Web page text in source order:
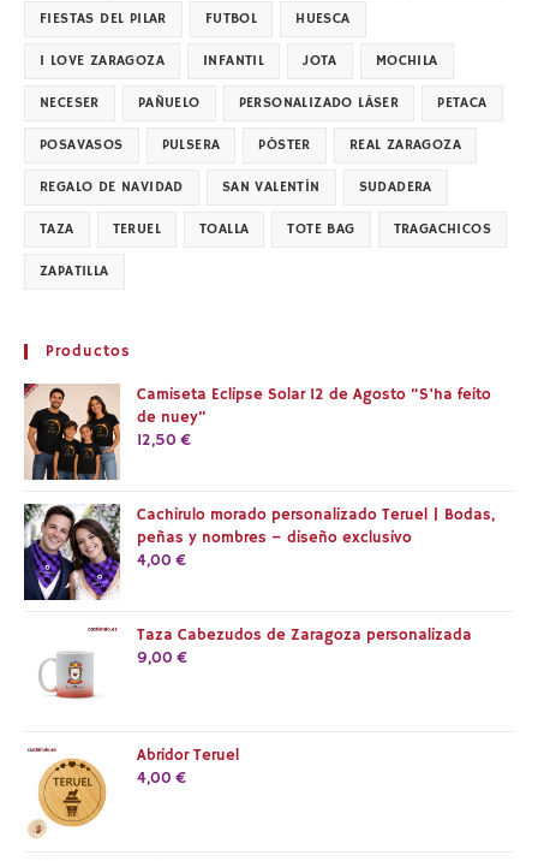
FIESTAS DEL PILAR FUTBOL HUESCA
I LOVE ZARAGOZA INFANTIL JOTA MOCHILA
NECESER PAÑUELO PERSONALIZADO LÁSER PETACA
POSAVASOS PULSERA PÓSTER REAL ZARAGOZA
REGALO DE NAVIDAD SAN VALENTÍN SUDADERA
TAZA TERUEL TOALLA TOTE BAG TRAGACHICOS
ZAPATILLA
Productos
Camiseta Eclipse Solar 12 de Agosto “S’ha feito
de nuey”
12,50 €
Cachirulo morado personalizado Teruel | Bodas,
peñas y nombres – diseño exclusivo
4,00 €
Taza Cabezudos de Zaragoza personalizada
9,00 €
Abridor Teruel
4,00 €